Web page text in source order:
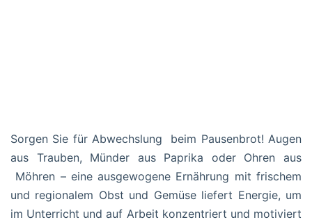
Sorgen Sie für Abwechslung beim Pausenbrot! Augen
aus Trauben, Münder aus Paprika oder Ohren aus
Möhren – eine ausgewogene Ernährung mit frischem
und regionalem Obst und Gemüse liefert Energie, um
im Unterricht und auf Arbeit konzentriert und motiviert